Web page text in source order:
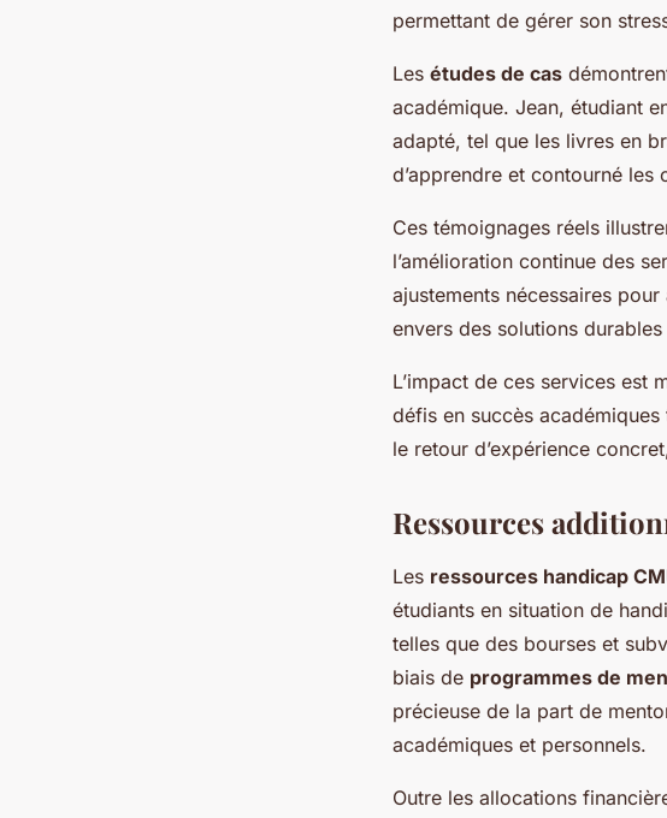
permettant de gérer son
Les études de cas
académique. Jean, étudiant
adapté, tel que les livres en
d’apprendre et contourné
Ces témoignages réels
l’amélioration continue des
ajustements nécessaires
envers des solutions
L’impact de ces services est
défis en succès
le retour d’expérience
Ressources
Les ressources handicap
étudiants en situation de
telles que des bourses et
biais de programmes de
précieuse de la part de
académiques et personnels.
Outre les allocations